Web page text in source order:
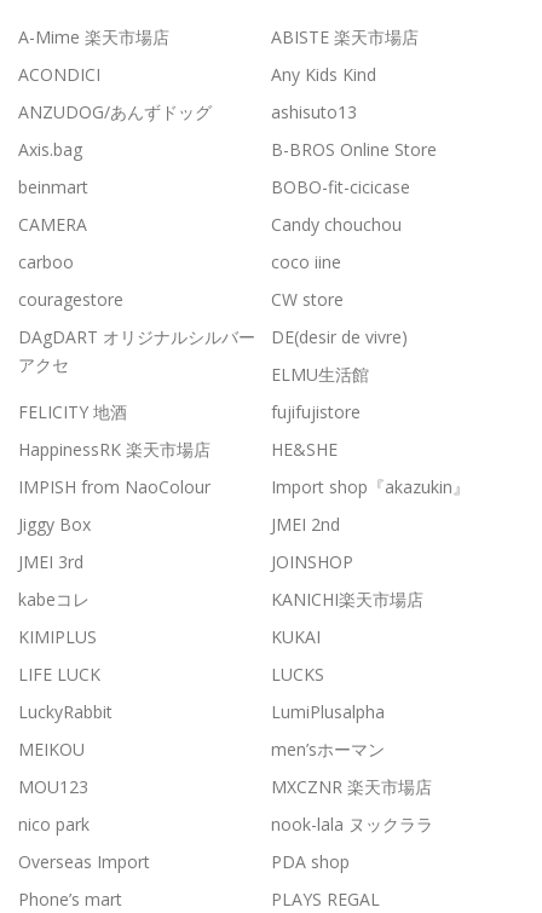
A-Mime 楽天市場店
ABISTE 楽天市場店
ACONDICI
Any Kids Kind
ANZUDOG/あんずドッグ
ashisuto13
Axis.bag
B-BROS Online Store
beinmart
BOBO-fit-cicicase
CAMERA
Candy chouchou
carboo
coco iine
couragestore
CW store
DAgDART オリジナルシルバー
アクセ
DE(desir de vivre)
ELMU生活館
FELICITY 地酒
fujifujistore
HappinessRK 楽天市場店
HE&SHE
IMPISH from NaoColour
Import shop『akazukin』
Jiggy Box
JMEI 2nd
JMEI 3rd
JOINSHOP
kabeコレ
KANICHI楽天市場店
KIMIPLUS
KUKAI
LIFE LUCK
LUCKS
LuckyRabbit
LumiPlusalpha
MEIKOU
men’sホーマン
MOU123
MXCZNR 楽天市場店
nico park
nook-lala ヌックララ
Overseas Import
PDA shop
Phone’s mart
PLAYS REGAL